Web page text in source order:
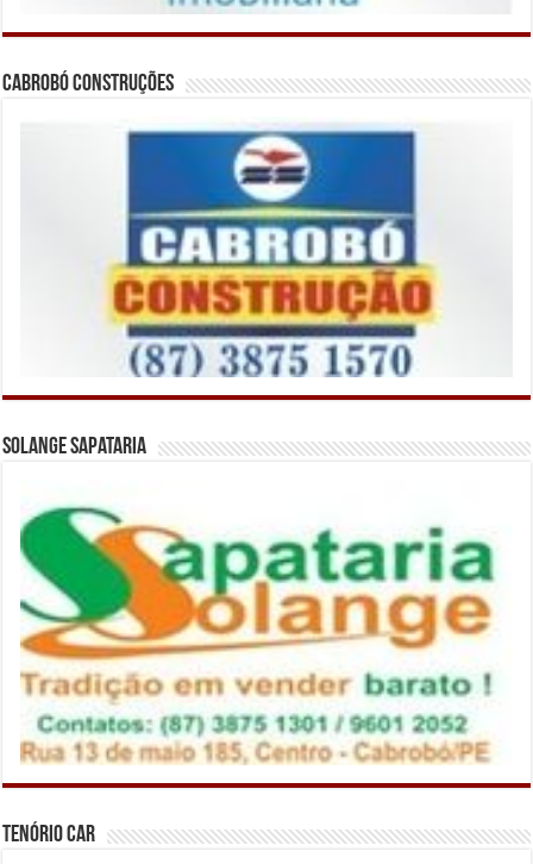
Cabrobó Construções
Solange Sapataria
Tenório Car